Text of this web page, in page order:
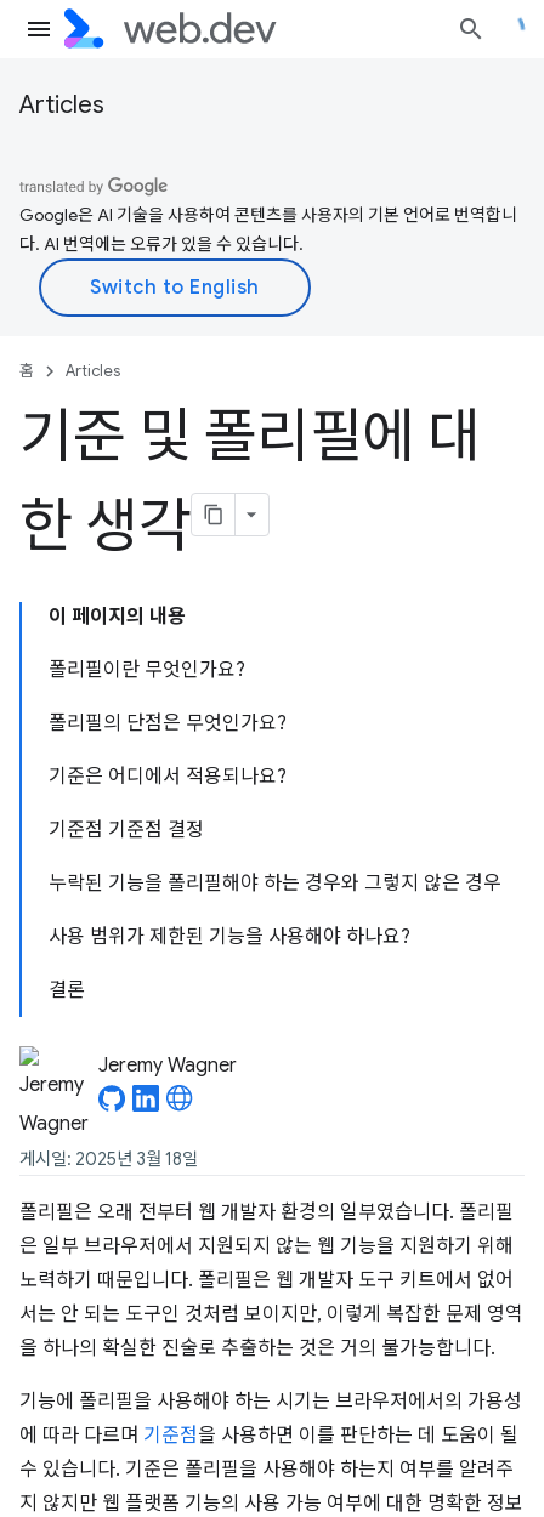
Articles
Google은 AI 기술을 사용하여 콘텐츠를 사용자의 기본 언어로 번역합니
다. AI 번역에는 오류가 있을 수 있습니다.
홈 Articles
기준 및 폴리필에 대
한 생각
이 페이지의 내용
폴리필이란 무엇인가요?
폴리필의 단점은 무엇인가요?
기준은 어디에서 적용되나요?
기준점 기준점 결정
누락된 기능을 폴리필해야 하는 경우와 그렇지 않은 경우
사용 범위가 제한된 기능을 사용해야 하나요?
결론
Jeremy Wagner
게시일: 2025년 3월 18일
폴리필은 오래 전부터 웹 개발자 환경의 일부였습니다. 폴리필
은 일부 브라우저에서 지원되지 않는 웹 기능을 지원하기 위해
노력하기 때문입니다. 폴리필은 웹 개발자 도구 키트에서 없어
서는 안 되는 도구인 것처럼 보이지만, 이렇게 복잡한 문제 영역
을 하나의 확실한 진술로 추출하는 것은 거의 불가능합니다.
기능에 폴리필을 사용해야 하는 시기는 브라우저에서의 가용성
에 따라 다르며 기준점을 사용하면 이를 판단하는 데 도움이 될
수 있습니다. 기준은 폴리필을 사용해야 하는지 여부를 알려주
지 않지만 웹 플랫폼 기능의 사용 가능 여부에 대한 명확한 정보